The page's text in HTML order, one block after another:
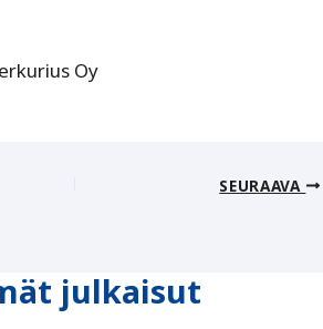
Oy
SEURAAVA
julkaisut